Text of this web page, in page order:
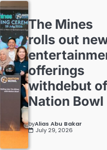
The Mines
rolls out
offerings
withdebut
Nation Bowl
byAlias Abu Bakar
July 29, 2026